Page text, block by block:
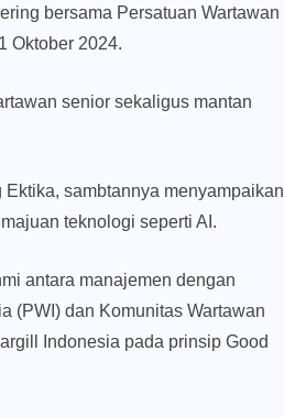
bersama Persatuan Wartawan
Oktober 2024.
senior sekaligus mantan
sambtannya menyampaikan
teknologi seperti AI.
antara manajemen dengan
(PWI) dan Komunitas Wartawan
Indonesia pada prinsip Good